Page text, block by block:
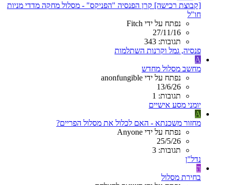
[קבוצת רכישה] קרן הפנסיה "הפניקס" - מסלול מחקה מדדי מניות
חו"ל
נפתח על ידי Fitch
27/11/16
תגובות: 343
פנסיה, גמל וקרנות השתלמות
A
מחשב מסלול מחדש
נפתח על ידי anonfungible
13/6/26
תגובות: 1
יומני מסע אישיים
A
מחזור משכנתא - האם לכלול את מסלול הפריים?
נפתח על ידי Anyone
25/5/26
תגובות: 3
נדל"ן
ה
בחירת מסלול